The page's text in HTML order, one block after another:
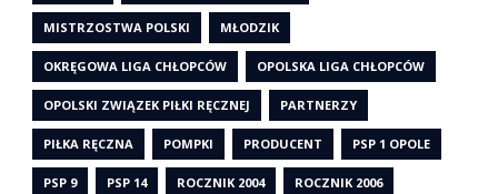
MISTRZOSTWA POLSKI MŁODZIK
OKRĘGOWA LIGA CHŁOPCÓW OPOLSKA LIGA CHŁOPCÓW
OPOLSKI ZWIĄZEK PIŁKI RĘCZNEJ PARTNERZY
PIŁKA RĘCZNA POMPKI PRODUCENT PSP 1 OPOLE
PSP 9 PSP 14 ROCZNIK 2004 ROCZNIK 2006